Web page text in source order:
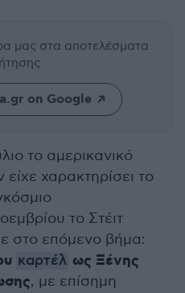
μας στα αποτελέσματα
on Google
το αμερικανικό
χαρακτηρίσει το
το Στέιτ
στο επόμενο βήμα:
καρτέλ ως Ξένης
, με επίσημη